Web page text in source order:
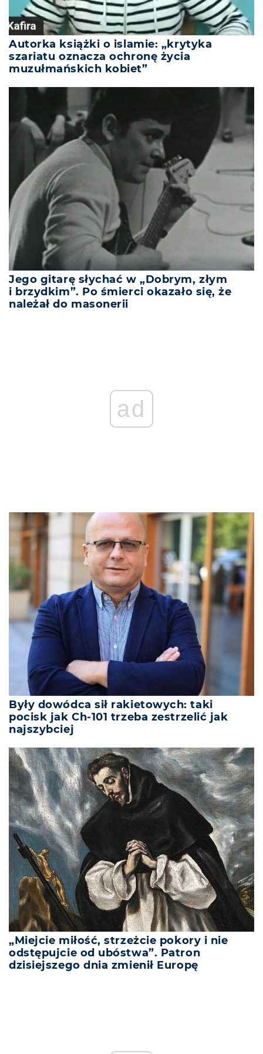
Autorka książki o islamie: „krytyka
szariatu oznacza ochronę życia
muzułmańskich kobiet”
Jego gitarę słychać w „Dobrym, złym
i brzydkim”. Po śmierci okazało się, że
należał do masonerii
ad
Były dowódca sił rakietowych: taki
pocisk jak Ch-101 trzeba zestrzelić jak
najszybciej
„Miejcie miłość, strzeżcie pokory i nie
odstępujcie od ubóstwa”. Patron
dzisiejszego dnia zmienił Europę